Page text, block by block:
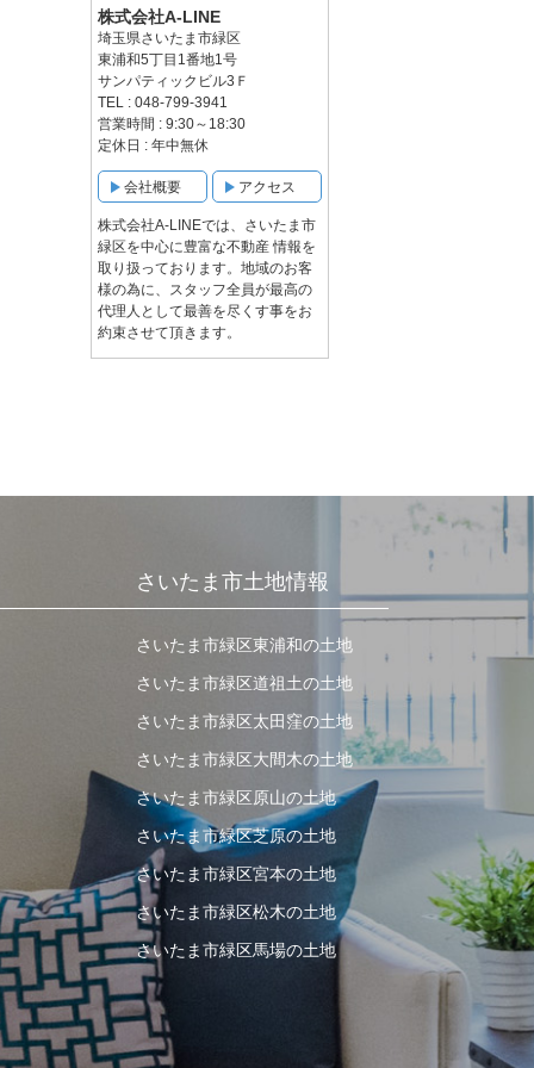
株式会社A-LINE
埼玉県さいたま市緑区
東浦和5丁目1番地1号
サンパティックビル3Ｆ
TEL : 048-799-3941
営業時間 : 9:30～18:30
定休日 : 年中無休
会社概要 アクセス
株式会社A-LINEでは、さいたま市
緑区を中心に豊富な不動産 情報を
取り扱っております。地域のお客
様の為に、スタッフ全員が最高の
代理人として最善を尽くす事をお
約束させて頂きます。
さいたま市土地情報
さいたま市緑区東浦和の土地
さいたま市緑区道祖土の土地
さいたま市緑区太田窪の土地
さいたま市緑区大間木の土地
さいたま市緑区原山の土地
さいたま市緑区芝原の土地
さいたま市緑区宮本の土地
さいたま市緑区松木の土地
さいたま市緑区馬場の土地